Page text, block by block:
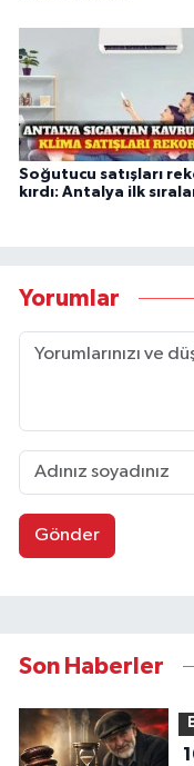
Soğutucu satışları
kırdı: Antalya ilk
Yorumlar
Gönder
Son Haberler